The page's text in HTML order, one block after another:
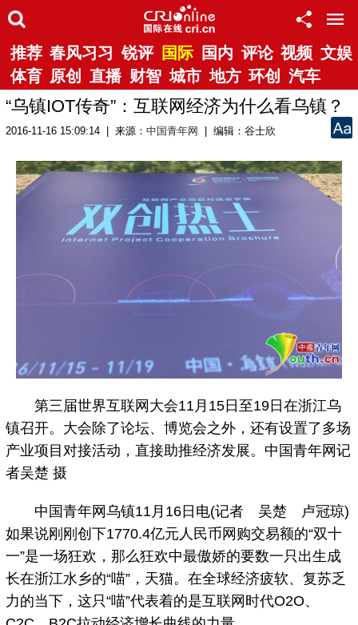
推荐 春风习习 锐评 国际 国内 评论 视频 文娱
体育 原创 直播 财智 城市 地方 环创 汽车
“乌镇IOT传奇”：互联网经济为什么看乌镇？
2016-11-16 15:09:14 | 来源：中国青年网 | 编辑：谷士欣
第三届世界互联网大会11月15日至19日在浙江乌
镇召开。大会除了论坛、博览会之外，还有设置了多场
产业项目对接活动，直接助推经济发展。中国青年网记
者吴楚 摄
中国青年网乌镇11月16日电(记者 吴楚 卢冠琼)
如果说刚刚创下1770.4亿元人民币网购交易额的“双十
一”是一场狂欢，那么狂欢中最傲娇的要数一只出生成
长在浙江水乡的“喵”，天猫。在全球经济疲软、复苏乏
力的当下，这只“喵”代表着的是互联网时代O2O、